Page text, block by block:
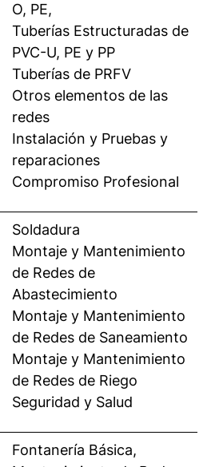
O, PE,
Tuberías Estructuradas de
PVC-U, PE y PP
Tuberías de PRFV
Otros elementos de las
redes
Instalación y Pruebas y
reparaciones
Compromiso Profesional
Soldadura
Montaje y Mantenimiento
de Redes de
Abastecimiento
Montaje y Mantenimiento
de Redes de Saneamiento
Montaje y Mantenimiento
de Redes de Riego
Seguridad y Salud
Fontanería Básica,